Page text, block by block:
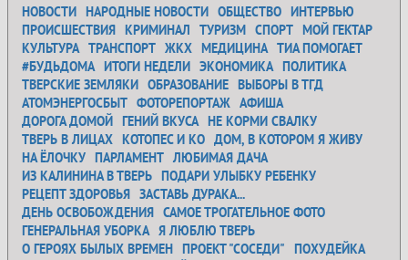
НОВОСТИ НАРОДНЫЕ НОВОСТИ ОБЩЕСТВО ИНТЕРВЬЮ
ПРОИСШЕСТВИЯ КРИМИНАЛ ТУРИЗМ СПОРТ МОЙ ГЕКТАР
КУЛЬТУРА ТРАНСПОРТ ЖКХ МЕДИЦИНА ТИА ПОМОГАЕТ
#БУДЬДОМА ИТОГИ НЕДЕЛИ ЭКОНОМИКА ПОЛИТИКА
ТВЕРСКИЕ ЗЕМЛЯКИ ОБРАЗОВАНИЕ ВЫБОРЫ В ТГД
АТОМЭНЕРГОСБЫТ ФОТОРЕПОРТАЖ АФИША
ДОРОГА ДОМОЙ ГЕНИЙ ВКУСА НЕ КОРМИ СВАЛКУ
ТВЕРЬ В ЛИЦАХ КОТОПЕС И КО ДОМ, В КОТОРОМ Я ЖИВУ
НА ЁЛОЧКУ ПАРЛАМЕНТ ЛЮБИМАЯ ДАЧА
ИЗ КАЛИНИНА В ТВЕРЬ ПОДАРИ УЛЫБКУ РЕБЕНКУ
РЕЦЕПТ ЗДОРОВЬЯ ЗАСТАВЬ ДУРАКА...
ДЕНЬ ОСВОБОЖДЕНИЯ САМОЕ ТРОГАТЕЛЬНОЕ ФОТО
ГЕНЕРАЛЬНАЯ УБОРКА Я ЛЮБЛЮ ТВЕРЬ
О ГЕРОЯХ БЫЛЫХ ВРЕМЕН ПРОЕКТ "СОСЕДИ"
ПОХУДЕЙКА